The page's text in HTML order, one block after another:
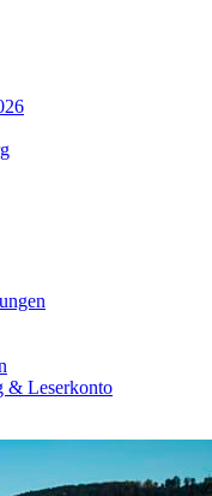
& Leserkonto